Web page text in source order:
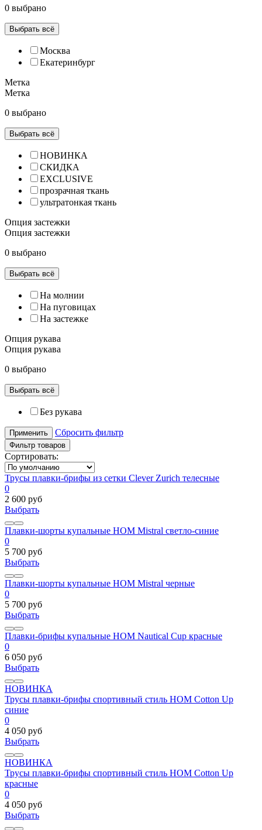
0 выбрано
Выбрать всё
Москва
Екатеринбург
Метка
Метка
0 выбрано
Выбрать всё
НОВИНКА
СКИДКА
EXCLUSIVE
прозрачная ткань
ультратонкая ткань
Опция застежки
Опция застежки
0 выбрано
Выбрать всё
На молнии
На пуговицах
На застежке
Опция рукава
Опция рукава
0 выбрано
Выбрать всё
Без рукава
Применить Сбросить фильтр
Фильтр товаров
Сортировать:
Трусы плавки-брифы из сетки Clever Zurich телесные
0
2 600 руб
Выбрать
Плавки-шорты купальные HOM Mistral светло-синие
0
5 700 руб
Выбрать
Плавки-шорты купальные HOM Mistral черные
0
5 700 руб
Выбрать
Плавки-брифы купальные HOM Nautical Cup красные
0
6 050 руб
Выбрать
НОВИНКА
Трусы плавки-брифы спортивный стиль HOM Cotton Up
синие
0
4 050 руб
Выбрать
НОВИНКА
Трусы плавки-брифы спортивный стиль HOM Cotton Up
красные
0
4 050 руб
Выбрать